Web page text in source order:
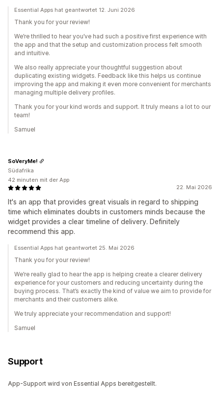
Essential Apps hat geantwortet 12. Juni 2026
Thank you for your review!
We’re thrilled to hear you’ve had such a positive first experience with
the app and that the setup and customization process felt smooth
and intuitive.
We also really appreciate your thoughtful suggestion about
duplicating existing widgets. Feedback like this helps us continue
improving the app and making it even more convenient for merchants
managing multiple delivery profiles.
Thank you for your kind words and support. It truly means a lot to our
team!
Samuel
22. Mai 2026
It's an app that provides great visuals in regard to shipping
time which eliminates doubts in customers minds because the
widget provides a clear timeline of delivery. Definitely
recommend this app.
SoVeryMe!
Südafrika
42 minuten mit der App
Essential Apps hat geantwortet 25. Mai 2026
Thank you for your review!
We’re really glad to hear the app is helping create a clearer delivery
experience for your customers and reducing uncertainty during the
buying process. That’s exactly the kind of value we aim to provide for
merchants and their customers alike.
We truly appreciate your recommendation and support!
Samuel
Support
App-Support wird von Essential Apps bereitgestellt.